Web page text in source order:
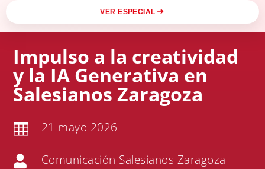
VER ESPECIAL
Impulso a la creatividad
y la IA Generativa en
Salesianos Zaragoza
 21 mayo 2026
 Comunicación Salesianos Zaragoza